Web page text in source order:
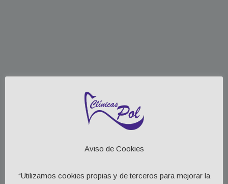
Aviso de Cookies
“Utilizamos cookies propias y de terceros para mejorar la